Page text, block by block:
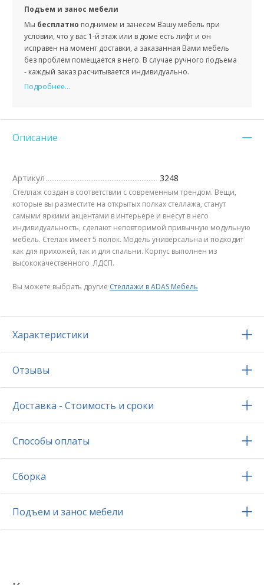
Подъем и занос мебели
Мы бесплатно поднимем и занесем Вашу мебель при
условии, что у вас 1-й этаж или в доме есть лифт и он
исправен на момент доставки, а заказанная Вами мебель
без проблем помещается в него. В случае ручного подъема
- каждый заказ расчитывается индивидуально.
Подробнее...
Описание
Артикул 3248
Стеллаж создан в соответствии с современным трендом. Вещи,
которые вы разместите на открытых полках стеллажа, станут
самыми яркими акцентами в интерьере и внесут в него
индивидуальность, сделают неповторимой привычную модульную
мебель. Стелаж имеет 5 полок. Модель универсальна и подходит
как для прихожей, так и для спальни. Корпус выполнен из
высококачественного ЛДСП.
Вы можете выбрать другие Стеллажи в ADAS Мебель
Характеристики
Отзывы
Доставка - Стоимость и сроки
Способы оплаты
Сборка
Подъем и занос мебели